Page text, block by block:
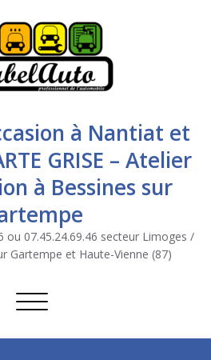
à Nantiat et
GRISE – Atelier
à Bessines sur
ou 07.45.24.69.46 secteur Limoges /
Gartempe et Haute-Vienne (87)
Afficher/masquer la navigation